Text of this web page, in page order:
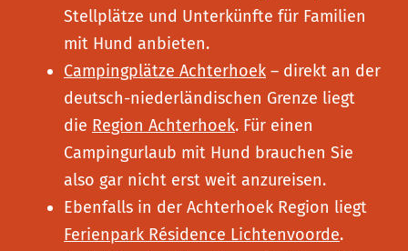
Stellplätze und Unterkünfte für Familien
mit Hund anbieten.
Campingplätze Achterhoek – direkt an der
deutsch-niederländischen Grenze liegt
die Region Achterhoek. Für einen
Campingurlaub mit Hund brauchen Sie
also gar nicht erst weit anzureisen.
Ebenfalls in der Achterhoek Region liegt
Ferienpark Résidence Lichtenvoorde.